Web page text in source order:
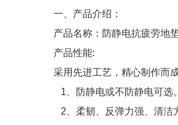
一、产品介绍：
产品名称：防静电抗疲劳地
产品性能:
采用先进工艺，精心制作而
1、防静电或不防静电可选。
2、柔韧、反弹力强、清洁